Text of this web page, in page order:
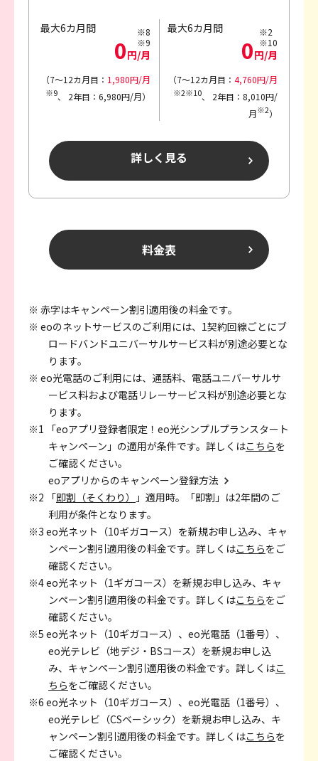
最大6カ月間
0円/月
※8
※9
（7～12カ月目： 1,980円/月
※9、 2年目：6,980円/月）
最大6カ月間
0円/月
※2
※10
（7～12カ月目： 4,760円/月
※2※10、
2年目：8,010円/
月※2）
詳しく見る
料金表
※ 赤字はキャンペーン割引適用後の料金です。
※ eoのネットサービスのご利用には、1契約回線ごとにブ
ロードバンドユニバーサルサービス料が別途必要とな
ります。
※ eo光電話のご利用には、通話料、電話ユニバーサルサ
ービス料および電話リレーサービス料が別途必要とな
ります。
※1 「eoアプリ登録者限定！eo光シンプルプランスタート
キャンペーン」の適用が条件です。詳しくはこちらを
ご確認ください。
eoアプリからのキャンペーン登録方法
※2 「即割（そくわり）
」適用時。「即割」は2年間のご
利用が条件となります。
※3 eo光ネット（10ギガコース）を新規お申し込み、キャ
ンペーン割引適用後の料金です。詳しくはこちらをご
確認ください。
※4 eo光ネット（1ギガコース）を新規お申し込み、キャ
ンペーン割引適用後の料金です。詳しくはこちらをご
確認ください。
※5 eo光ネット（10ギガコース）、eo光電話（1番号）、
eo光テレビ（地デジ・BSコース）を新規お申し込
み、キャンペーン割引適用後の料金です。詳しくはこ
ちらをご確認ください。
※6 eo光ネット（10ギガコース）、eo光電話（1番号）、
eo光テレビ（CSベーシック）を新規お申し込み、キ
ャンペーン割引適用後の料金です。詳しくはこちらを
ご確認ください。